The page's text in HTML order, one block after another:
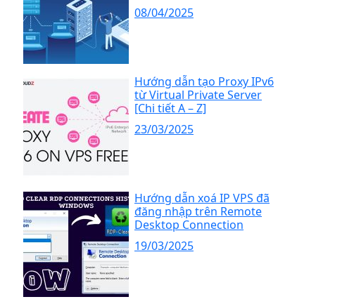
08/04/2025
Hướng dẫn tạo Proxy IPv6
từ Virtual Private Server
[Chi tiết A – Z]
23/03/2025
Hướng dẫn xoá IP VPS đã
đăng nhập trên Remote
Desktop Connection
19/03/2025